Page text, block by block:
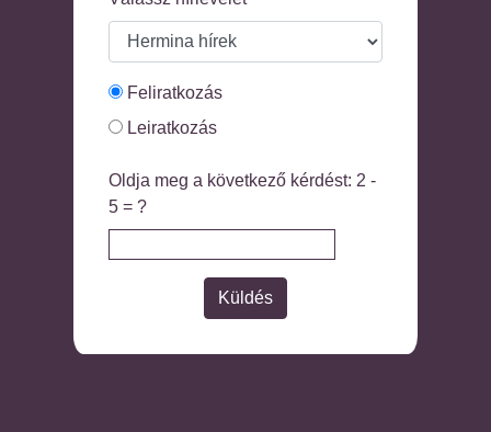
Feliratkozás
Leiratkozás
Oldja meg a következő kérdést: 2 -
5 = ?